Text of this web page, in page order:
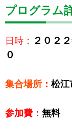
プログラム
日時： ２０２
０
集合場所 ： 松
参加費 ： 無料